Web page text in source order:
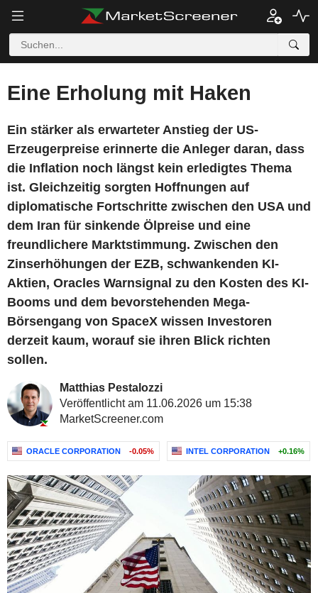
Eine Erholung mit Haken
Ein stärker als erwarteter Anstieg der US-
Erzeugerpreise erinnerte die Anleger daran, dass
die Inflation noch längst kein erledigtes Thema
ist. Gleichzeitig sorgten Hoffnungen auf
diplomatische Fortschritte zwischen den USA und
dem Iran für sinkende Ölpreise und eine
freundlichere Marktstimmung. Zwischen den
Zinserhöhungen der EZB, schwankenden KI-
Aktien, Oracles Warnsignal zu den Kosten des KI-
Booms und dem bevorstehenden Mega-
Börsengang von SpaceX wissen Investoren
derzeit kaum, worauf sie ihren Blick richten
sollen.
Matthias Pestalozzi
Veröffentlicht am 11.06.2026 um 15:38
MarketScreener.com
ORACLE CORPORATION -0.05% INTEL CORPORATION +0.16%